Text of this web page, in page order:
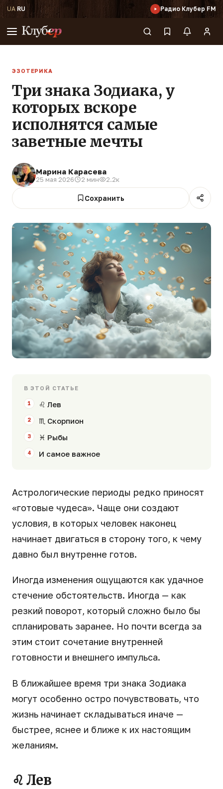
UA·RU Радио Клубер FM
ЭЗОТЕРИКА
Три знака Зодиака, у
которых вскоре
исполнятся самые
заветные мечты
Марина Карасева
25 мая 2026 2 мин 2.2к
Сохранить
В ЭТОЙ СТАТЬЕ
♌ Лев
♏ Скорпион
♓ Рыбы
И самое важное
Астрологические периоды редко приносят
«готовые чудеса». Чаще они создают
условия, в которых человек наконец
начинает двигаться в сторону того, к чему
давно был внутренне готов.
Иногда изменения ощущаются как удачное
стечение обстоятельств. Иногда — как
резкий поворот, который сложно было бы
спланировать заранее. Но почти всегда за
этим стоит сочетание внутренней
готовности и внешнего импульса.
В ближайшее время три знака Зодиака
могут особенно остро почувствовать, что
жизнь начинает складываться иначе —
быстрее, яснее и ближе к их настоящим
желаниям.
♌ Лев